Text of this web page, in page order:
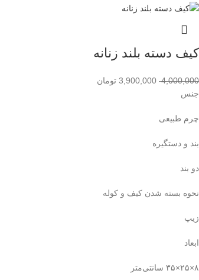
کیف دسته بلند زنانه
4,000,000
3,900,000 تومان
جنس
چرم طبیعی
بند و دستگیره
دو بند
نحوه بسته شدن کیف و کوله
زیپ
ابعاد
۸×۲۵×۳۵ سانتی‌متر